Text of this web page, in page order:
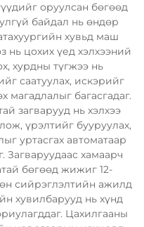
оруулсан бөгөөд
байдал нь өндөр
хувьд маш
нь цохих үед хэлхээний
хурдны түгжээ нь
саатуулах, искэрийг
магадлалыг багасгадаг.
загварууд нь хэлхээ
үрэлтийг бууруулах,
уртасгах автоматаар
Загваруудаас хамаарч
бөгөөд жижиг 12-
сийрэглэлтийн ажилд
хувилбарууд нь хүнд
Цахилгааны